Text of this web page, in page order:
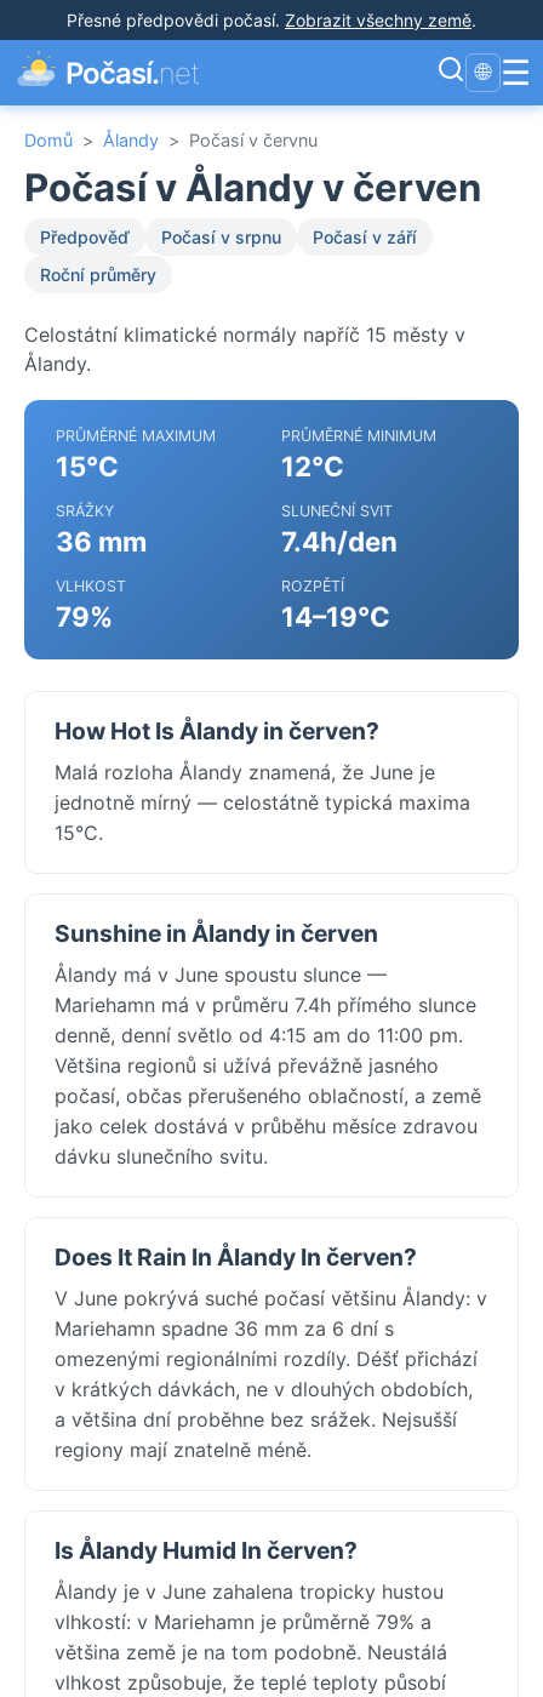
Přesné předpovědi počasí. Zobrazit všechny země.
Počasí.net 🌐 ☰
Domů > Ålandy > Počasí v červnu
Počasí v Ålandy v červen
Předpověď Počasí v srpnu
Počasí v září
Roční průměry
Celostátní klimatické normály napříč 15 městy v
Ålandy.
PRŮMĚRNÉ MAXIMUM
15°C
PRŮMĚRNÉ MINIMUM
12°C
SRÁŽKY
36 mm
SLUNEČNÍ SVIT
7.4h/den
VLHKOST
79%
ROZPĚTÍ
14–19°C
How Hot Is Ålandy in červen?
Malá rozloha Ålandy znamená, že June je
jednotně mírný — celostátně typická maxima
15°C.
Sunshine in Ålandy in červen
Ålandy má v June spoustu slunce —
Mariehamn má v průměru 7.4h přímého slunce
denně, denní světlo od 4:15 am do 11:00 pm.
Většina regionů si užívá převážně jasného
počasí, občas přerušeného oblačností, a země
jako celek dostává v průběhu měsíce zdravou
dávku slunečního svitu.
Does It Rain In Ålandy In červen?
V June pokrývá suché počasí většinu Ålandy: v
Mariehamn spadne 36 mm za 6 dní s
omezenými regionálními rozdíly. Déšť přichází
v krátkých dávkách, ne v dlouhých obdobích,
a většina dní proběhne bez srážek. Nejsušší
regiony mají znatelně méně.
Is Ålandy Humid In červen?
Ålandy je v June zahalena tropicky hustou
vlhkostí: v Mariehamn je průměrně 79% a
většina země je na tom podobně. Neustálá
vlhkost způsobuje, že teplé teploty působí